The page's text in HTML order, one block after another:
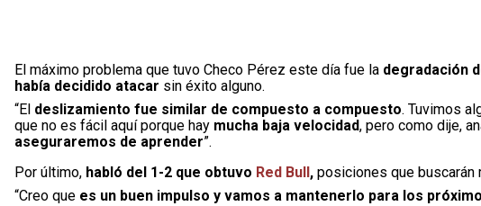
El máximo problema que tuvo Checo Pérez este día fue la degradación
había decidido atacar sin éxito alguno.
“El deslizamiento fue similar de compuesto a compuesto. Tuvimos
que no es fácil aquí porque hay mucha baja velocidad, pero como dije,
aseguraremos de aprender”.
Por último, habló del 1-2 que obtuvo Red Bull, posiciones que buscarán
“Creo que es un buen impulso y vamos a mantenerlo para los